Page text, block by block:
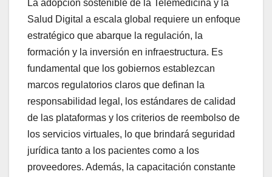
La adopción sostenible de la Telemedicina y la
Salud Digital a escala global requiere un enfoque
estratégico que abarque la regulación, la
formación y la inversión en infraestructura. Es
fundamental que los gobiernos establezcan
marcos regulatorios claros que definan la
responsabilidad legal, los estándares de calidad
de las plataformas y los criterios de reembolso de
los servicios virtuales, lo que brindará seguridad
jurídica tanto a los pacientes como a los
proveedores. Además, la capacitación constante